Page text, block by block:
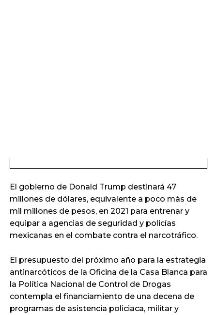
El gobierno de Donald Trump destinará 47
millones de dólares, equivalente a poco más de
mil millones de pesos, en 2021 para entrenar y
equipar a agencias de seguridad y policías
mexicanas en el combate contra el narcotráfico.
El presupuesto del próximo año para la estrategia
antinarcóticos de la Oficina de la Casa Blanca para
la Política Nacional de Control de Drogas
contempla el financiamiento de una decena de
programas de asistencia policiaca, militar y